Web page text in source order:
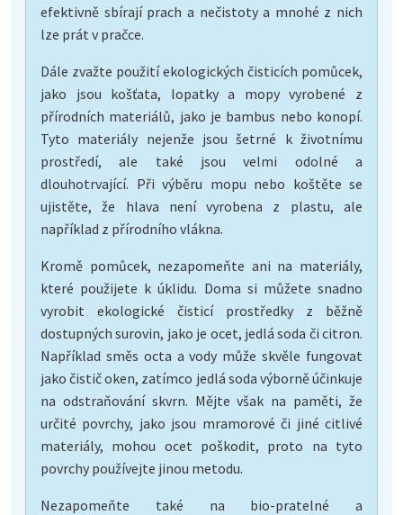
efektivně sbírají prach a nečistoty a mnohé z nich
lze prát v pračce.
Dále zvažte použití ekologických čisticích pomůcek,
jako jsou košťata, lopatky a mopy vyrobené z
přírodních materiálů, jako je bambus nebo konopí.
Tyto materiály nejenže jsou šetrné k životnímu
prostředí, ale také jsou velmi odolné a
dlouhotrvající. Při výběru mopu nebo koštěte se
ujistěte, že hlava není vyrobena z plastu, ale
například z přírodního vlákna.
Kromě pomůcek, nezapomeňte ani na materiály,
které použijete k úklidu. Doma si můžete snadno
vyrobit ekologické čisticí prostředky z běžně
dostupných surovin, jako je ocet, jedlá soda či citron.
Například směs octa a vody může skvěle fungovat
jako čistič oken, zatímco jedlá soda výborně účinkuje
na odstraňování skvrn. Mějte však na paměti, že
určité povrchy, jako jsou mramorové či jiné citlivé
materiály, mohou ocet poškodit, proto na tyto
povrchy používejte jinou metodu.
Nezapomeňte také na bio-pratelné a